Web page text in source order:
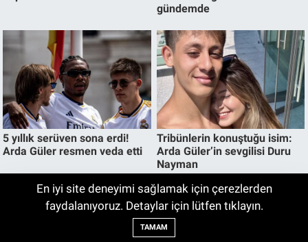
En iyi site deneyimi sağlamak için çerezlerden
faydalanıyoruz. Detaylar için lütfen tıklayın.
TAMAM
Böbreklerinizi Sessizce Tehdit Ediyor! Bu
3 Soruna Dikkat